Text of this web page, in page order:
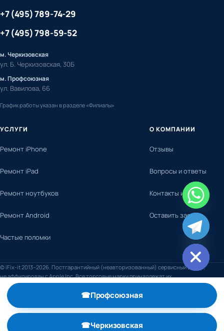
УСЛУГИ
Ремонт iPhone
Ремонт iPad
Ремонт ноутбуков
Ремонт Android
Частые поломки
О КОМПАНИИ
Отзывы
Вопросы и ответы
Контакты и адреса
Оставить заявку
+7 (495) 789-74-29
+7 (495) 798-59-52
м. Черкизовская
ул. Б. Черкизовская, 30Б
м. Профсоюзная
ул. Вавилова, 66
График работы указан в разделе «Филиалы»
© iFix-it 2013–2026. Постгарантийный (неавторизованный) сервисный центр,
не аффилирован с Apple Inc. Все торговые марки принадлежат их
правообладателям.
☎Профсоюзная
, телефон +7 (495) 798-59-52
☎Черкизовская
Hide
chaty